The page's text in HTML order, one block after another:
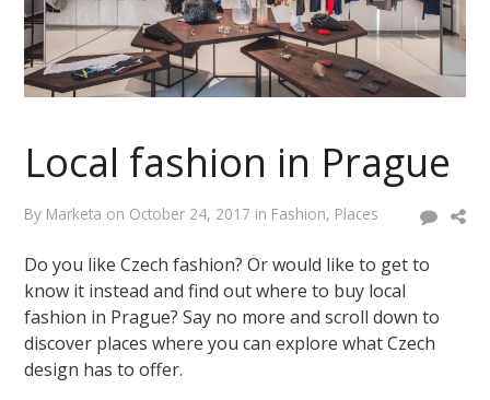
Local fashion in Prague
By Marketa on October 24, 2017 in Fashion, Places
Do you like Czech fashion? Or would like to get to
know it instead and find out where to buy local
fashion in Prague? Say no more and scroll down to
discover places where you can explore what Czech
design has to offer.